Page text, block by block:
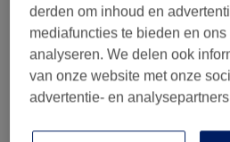
Kort overzicht salongegevens
Maandag
Dinsdag
Woensdag
derden om inhoud en
mediafuncties te bieden en ons
analyseren. We delen ook
van onze website met onze
advertentie- en